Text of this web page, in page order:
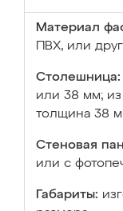
Материал
ПВХ, или
Столешница:
или 38 мм; из
толщина 38
Стеновая
или с
Габариты: